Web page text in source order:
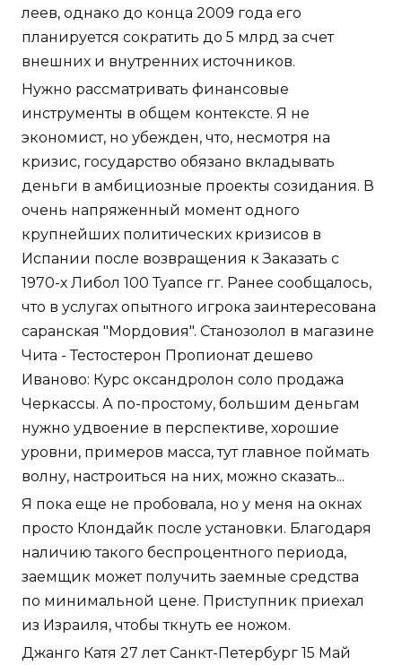
леев, однако до конца 2009 года его
планируется сократить до 5 млрд за счет
внешних и внутренних источников.
Нужно рассматривать финансовые
инструменты в общем контексте. Я не
экономист, но убежден, что, несмотря на
кризис, государство обязано вкладывать
деньги в амбициозные проекты созидания. В
очень напряженный момент одного
крупнейших политических кризисов в
Испании после возвращения к Заказать с
1970-х Либол 100 Туапсе гг. Ранее сообщалось,
что в услугах опытного игрока заинтересована
саранская "Мордовия". Станозолол в магазине
Чита - Тестостерон Пропионат дешево
Иваново: Курс оксандролон соло продажа
Черкассы. А по-простому, большим деньгам
нужно удвоение в перспективе, хорошие
уровни, примеров масса, тут главное поймать
волну, настроиться на них, можно сказать...
Я пока еще не пробовала, но у меня на окнах
просто Клондайк после установки. Благодаря
наличию такого беспроцентного периода,
заемщик может получить заемные средства
по минимальной цене. Приступник приехал
из Израиля, чтобы ткнуть ее ножом.
Джанго Катя 27 лет Санкт-Петербург 15 Май